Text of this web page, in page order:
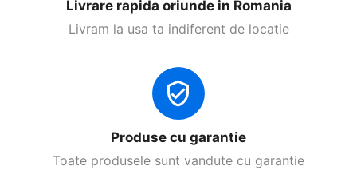
Livrare rapida oriunde in Romania
Livram la usa ta indiferent de locatie
Produse cu garantie
Toate produsele sunt vandute cu garantie